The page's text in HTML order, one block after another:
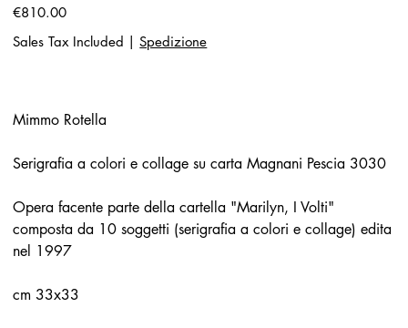
Price
€810.00
Sales Tax Included
Spedizione
Mimmo Rotella
Serigrafia a colori e collage su carta Magnani Pescia 3030
Opera facente parte della cartella "Marilyn, I Volti"
composta da 10 soggetti (serigrafia a colori e collage) edita
nel 1997
cm 33x33